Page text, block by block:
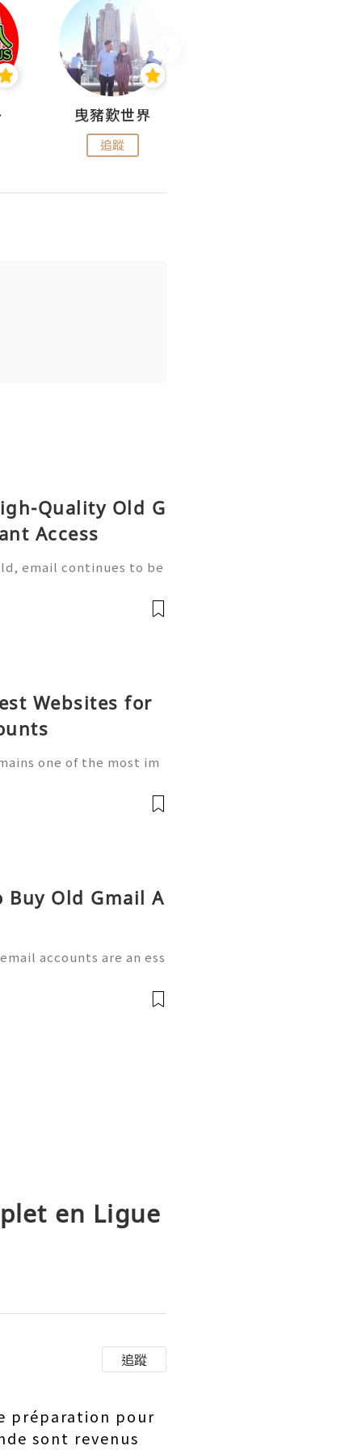
曳豬歎世界
追蹤
Quality Old G
Access
email continues to be
Companies use em
Websites for
one of the most im
communication and t
Old Gmail A
accounts are an ess
agencies, and entrepr
en Ligue
追蹤
préparation pour
sont revenus